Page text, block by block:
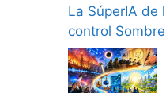
La SúperIA de
control